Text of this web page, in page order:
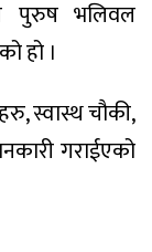
पुरुष भलिवल
हो ।
स्वास्थ चौकी,
गराईएको